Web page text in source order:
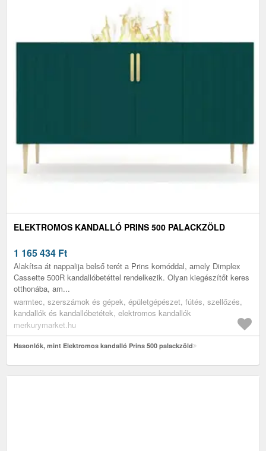
ELEKTROMOS KANDALLÓ PRINS 500 PALACKZÖLD
1 165 434 Ft
Alakítsa át nappalija belső terét a Prins komóddal, amely Dimplex
Cassette 500R kandallóbetéttel rendelkezik. Olyan kiegészítőt keres
otthonába, am...
warmtec, szerszámok és gépek, épületgépészet, fútés, szellőzés,
kandallók és kandallóbetétek, elektromos kandallók
merkurymarket.hu
Hasonlók, mint Elektromos kandalló Prins 500 palackzöld